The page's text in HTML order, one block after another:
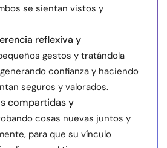
se sientan vistos y
reflexiva y
gestos y tratándola
confianza y haciendo
seguros y valorados.
compartidas y
cosas nuevas juntos y
para que su vínculo